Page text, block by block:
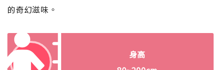
的奇幻滋味。
身高